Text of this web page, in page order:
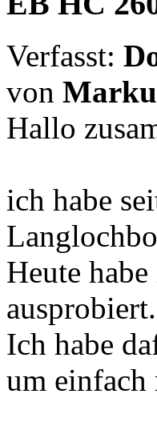
Verfasst:
von
Hallo
ich habe
Heute
ausprobiert.
Ich habe
um